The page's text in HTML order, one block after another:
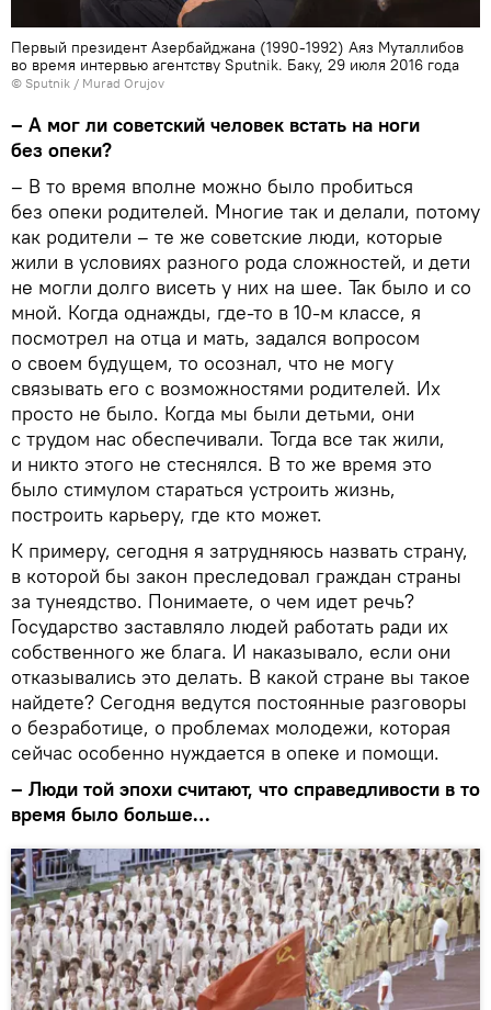
Первый президент Азербайджана (1990-1992) Аяз Муталлибов
во время интервью агентству Sputnik. Баку, 29 июля 2016 года
© Sputnik / Murad Orujov
– А мог ли советский человек встать на ноги
без опеки?
– В то время вполне можно было пробиться
без опеки родителей. Многие так и делали, потому
как родители – те же советские люди, которые
жили в условиях разного рода сложностей, и дети
не могли долго висеть у них на шее. Так было и со
мной. Когда однажды, где-то в 10-м классе, я
посмотрел на отца и мать, задался вопросом
о своем будущем, то осознал, что не могу
связывать его с возможностями родителей. Их
просто не было. Когда мы были детьми, они
с трудом нас обеспечивали. Тогда все так жили,
и никто этого не стеснялся. В то же время это
было стимулом стараться устроить жизнь,
построить карьеру, где кто может.
К примеру, сегодня я затрудняюсь назвать страну,
в которой бы закон преследовал граждан страны
за тунеядство. Понимаете, о чем идет речь?
Государство заставляло людей работать ради их
собственного же блага. И наказывало, если они
отказывались это делать. В какой стране вы такое
найдете? Сегодня ведутся постоянные разговоры
о безработице, о проблемах молодежи, которая
сейчас особенно нуждается в опеке и помощи.
– Люди той эпохи считают, что справедливости в то
время было больше…